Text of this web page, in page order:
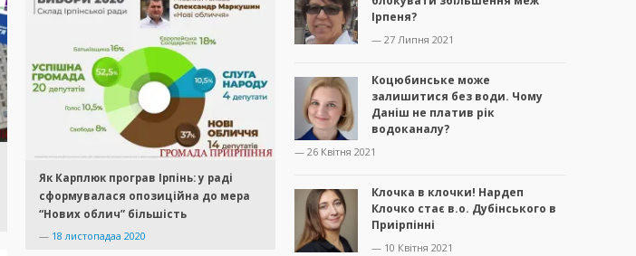
Як Карплюк програв Ірпінь: у раді
сформувалася опозиційна до мера
“Нових облич” більшість
— 18 листопадаа 2020
Ірпеня?
— 27 Липня 2021
Коцюбинське може
залишитися без води. Чому
Даніш не платив рік
водоканалу?
— 26 Квітня 2021
Клочка в клочки! Нардеп
Клочко стає в.о. Дубінського в
Приірпінні
— 10 Квітня 2021